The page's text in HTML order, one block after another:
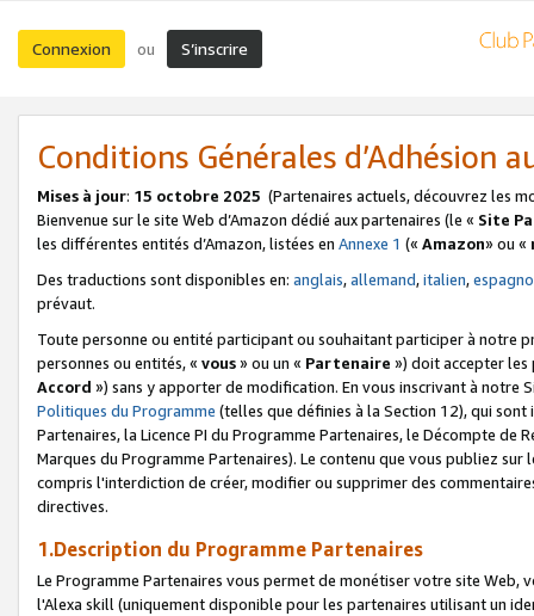
Connexion ou S’inscrire
Conditions Générales d’Adhésion
Mises à jour: 15 octobre 2025 (Partenaires actuels, découvrez les
Bienvenue sur le site Web d’Amazon dédié aux partenaires (le « Site
les différentes entités d’Amazon, listées en Annexe 1 (« Amazon» ou «
Des traductions sont disponibles en: anglais,allemand,italien,
prévaut.
Toute personne ou entité participant ou souhaitant participer à notre
personnes ou entités, « vous» ou un « Partenaire ») doit accepter les
Accord ») sans y apporter de modification. En vous inscrivant à notre
Politiques du Programme (telles que définies à la Section 12), qui
Partenaires, la Licence PI du Programme Partenaires, le Décompte de
Marques du Programme Partenaires). Le contenu que vous publiez
compris l'interdiction de créer, modifier ou supprimer des
directives.
1.Description du Programme Partenaires
Le Programme Partenaires vous permet de monétiser votre site Web,
l'Alexa skill (uniquement disponible pour les partenaires utilisant un